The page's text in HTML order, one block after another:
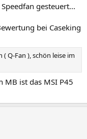
gesteuert...
bei Caseking
Q-Fan ), schön leise im
MB ist das MSI P45